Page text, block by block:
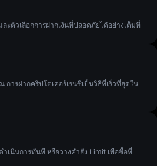
ะตัวเลือกการฝากเงินที่ปลอดภัยได้อย่างเต็มที่
การฝากคริปโตเคอร์เรนซีเป็นวิธีที่เร็วที่สุดใน
เนินการทันที หรือวางคำสั่ง Limit เพื่อซื้อที่